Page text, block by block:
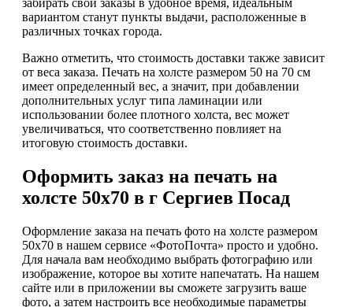
забирать свои заказы в удобное время, идеальным
вариантом станут пункты выдачи, расположенные в
различных точках города.
Важно отметить, что стоимость доставки также зависит
от веса заказа. Печать на холсте размером 50 на 70 см
имеет определенный вес, а значит, при добавлении
дополнительных услуг типа ламинации или
использовании более плотного холста, вес может
увеличиваться, что соответственно повлияет на
итоговую стоимость доставки.
Оформить заказ на печать на
холсте 50х70 в г Сергиев Посад
Оформление заказа на печать фото на холсте размером
50х70 в нашем сервисе «ФотоПочта» просто и удобно.
Для начала вам необходимо выбрать фотографию или
изображение, которое вы хотите напечатать. На нашем
сайте или в приложении вы сможете загрузить ваше
фото, а затем настроить все необходимые параметры